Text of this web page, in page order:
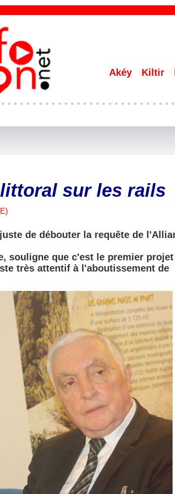
Akéy Kiltir
sur les rails
de débouter la requête de
souligne que c'est le premier projet
très attentif à l'aboutissement de